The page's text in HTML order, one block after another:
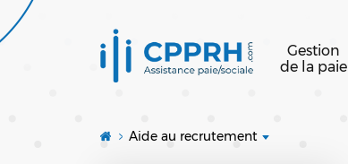
Gestion
de la paie
Aide au recrutement